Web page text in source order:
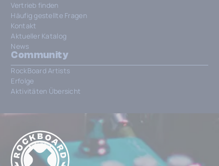
Vertrieb finden
Häufig gestellte Fragen
Kontakt
Aktueller Katalog
News
Community
RockBoard Artists
Erfolge
Aktivitäten Übersicht